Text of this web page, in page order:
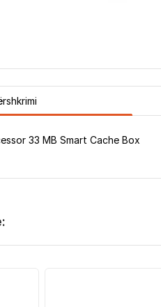
33 MB Smart Cache Box